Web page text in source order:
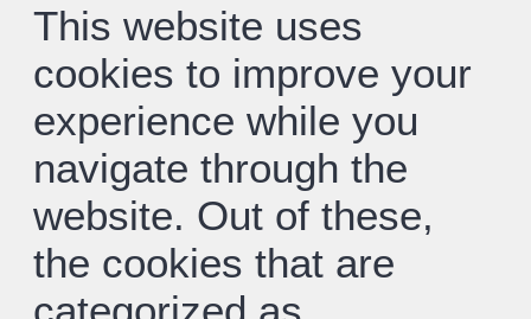
This website uses
cookies to improve your
experience while you
navigate through the
website. Out of these,
the cookies that are